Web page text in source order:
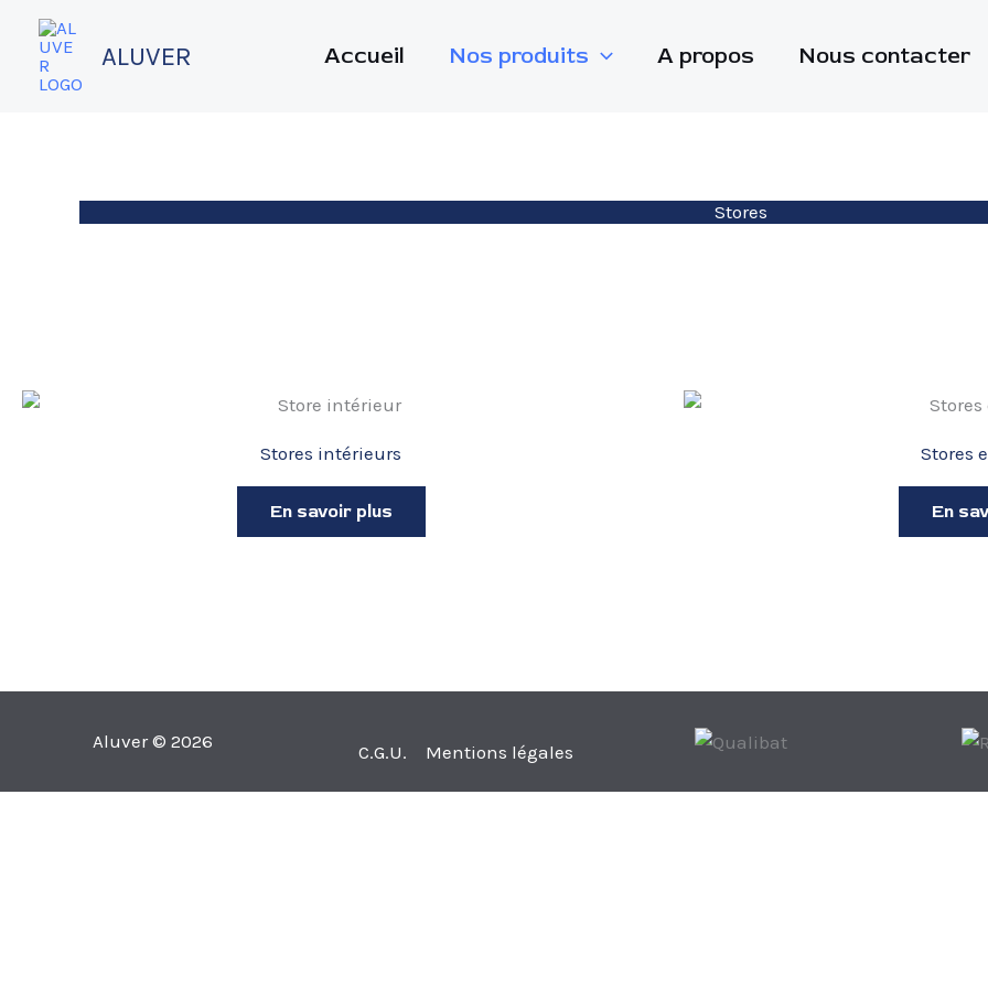
contenu
ALUVER Accueil Nos produits A propos Nous contacter
Stores
Stores intérieurs
En savoir plus
Stores
En
Aluver © 2026 C.G.U. Mentions légales